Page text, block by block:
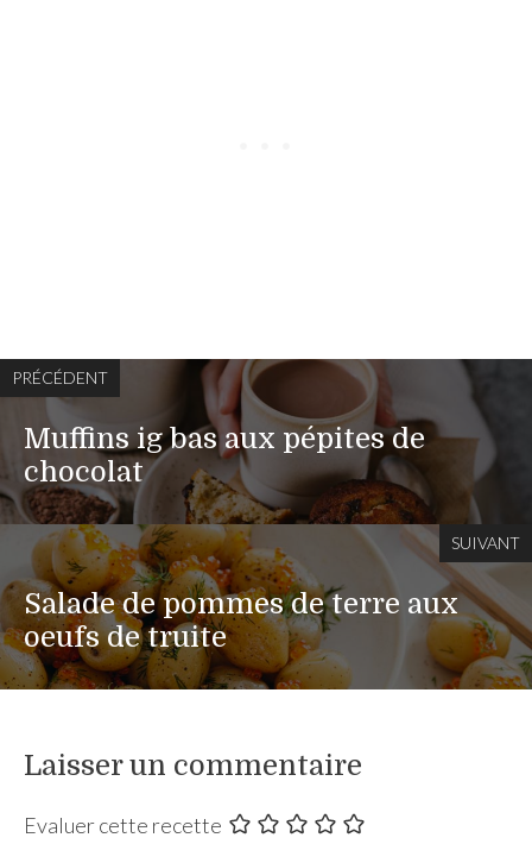
PRÉCÉDENT
Muffins ig bas aux pépites de
chocolat
SUIVANT
Salade de pommes de terre aux
oeufs de truite
Laisser un commentaire
Evaluer cette recette